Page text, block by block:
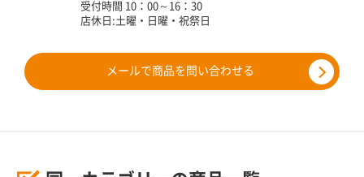
受付時間 10：00～16：30
店休日:土曜・日曜・祝祭日
メールで商品を問い合わせる